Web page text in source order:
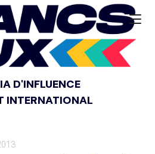
D'INFLUENCE
INTERNATIONAL